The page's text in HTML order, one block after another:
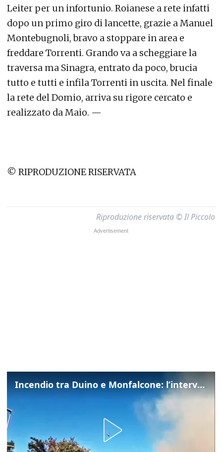
Leiter per un infortunio. Roianese a rete infatti
dopo un primo giro di lancette, grazie a Manuel
Montebugnoli, bravo a stoppare in area e
freddare Torrenti. Grando va a scheggiare la
traversa ma Sinagra, entrato da poco, brucia
tutto e tutti e infila Torrenti in uscita. Nel finale
la rete del Domio, arriva su rigore cercato e
realizzato da Maio. —
© RIPRODUZIONE RISERVATA
Riproduzione riservata © Il Piccolo
Incendio tra Duino e Monfalcone: l’intervento dei vigili del fuoco